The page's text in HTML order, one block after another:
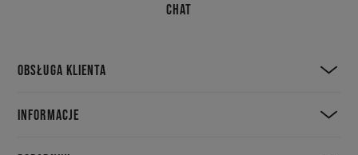
CHAT
OBSŁUGA KLIENTA
INFORMACJE